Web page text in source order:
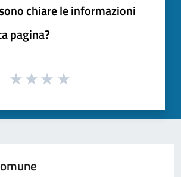
chiare le informazioni
pagina?